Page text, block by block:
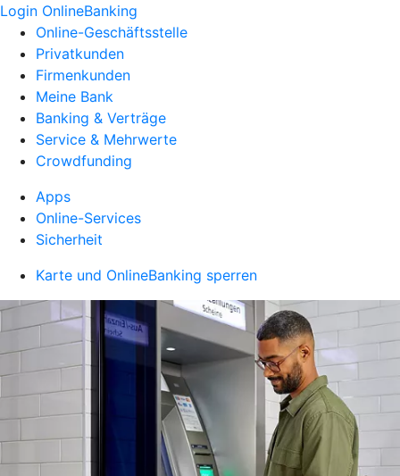
Login OnlineBanking
Online-Geschäftsstelle
Privatkunden
Firmenkunden
Meine Bank
Banking & Verträge
Service & Mehrwerte
Crowdfunding
Apps
Online-Services
Sicherheit
Karte und OnlineBanking sperren